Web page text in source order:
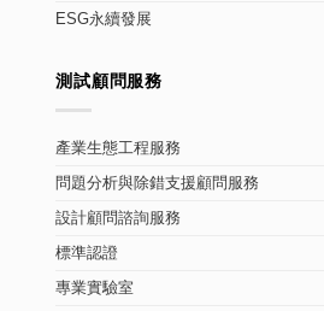
ESG永續發展
測試顧問服務
產業生態工程服務
問題分析與除錯支援顧問服務
設計顧問諮詢服務
標準認證
專業實驗室